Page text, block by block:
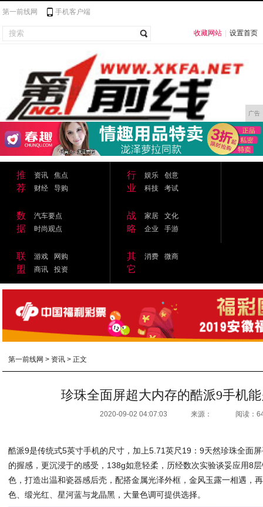
第一前线网 手机客户端
收藏网站 设置首页
广告
推
荐
资讯
焦点
财经
导购
行
业
娱乐
创意
科技
考试
数
据
汽车要点
时尚观点
战
略
家居
文化
企业
手游
联
盟
游戏
网购
商讯
投资
其
它
消费 微商
第一前线网 > 资讯 > 正文
珍珠全面屏超大内存的酷派9手机
2020-09-02 04:07:03 来源： 阅读：
酷派9是传统式5英寸手机的尺寸，加上5.71英尺19：9天然珍珠全面
的握感，更沉浸于的感受，138g如意轻柔，历经数次实验谈妥应用8
色，打造出温和瓷器感后壳，配搭金属光泽外框，金风玉露一相遇，
色、缎光红、星河蓝与龙晶黑，大量色调可提供选择。